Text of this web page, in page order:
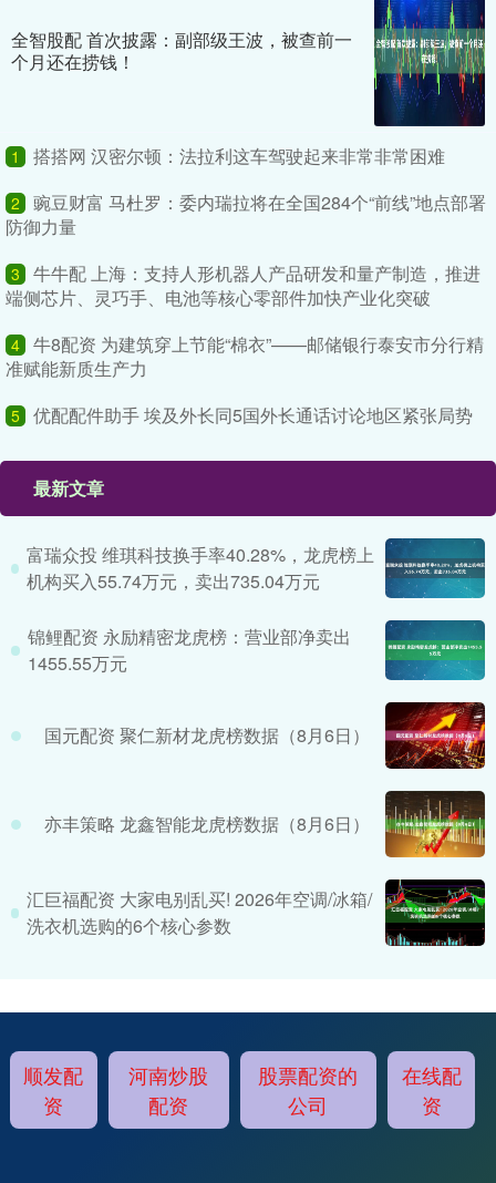
全智股配 首次披露：副部级王波，被查前一
个月还在捞钱！
1 搭搭网 汉密尔顿：法拉利这车驾驶起来非常非常困难
2
豌豆财富 马杜罗：委内瑞拉将在全国284个“前线”地点部署
防御力量
3
牛牛配 上海：支持人形机器人产品研发和量产制造，推进
端侧芯片、灵巧手、电池等核心零部件加快产业化突破
4 牛8配资 为建筑穿上节能“棉衣”——邮储银行泰安市分行精
准赋能新质生产力
5 优配配件助手 埃及外长同5国外长通话讨论地区紧张局势
最新文章
富瑞众投 维琪科技换手率40.28%，龙虎榜上
机构买入55.74万元，卖出735.04万元
锦鲤配资 永励精密龙虎榜：营业部净卖出
1455.55万元
国元配资 聚仁新材龙虎榜数据（8月6日）
亦丰策略 龙鑫智能龙虎榜数据（8月6日）
汇巨福配资 大家电别乱买! 2026年空调/冰箱/
洗衣机选购的6个核心参数
顺发配
资
河南炒股
配资
股票配资的
公司
在线配
资